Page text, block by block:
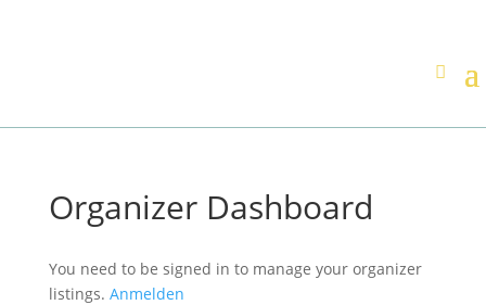
Organizer Dashboard
You need to be signed in to manage your organizer
listings. Anmelden